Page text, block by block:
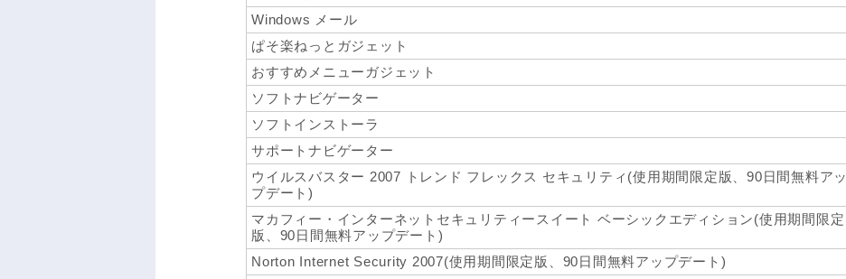
Windows メール
ぱそ楽ねっとガジェット
おすすめメニューガジェット
ソフトナビゲーター
ソフトインストーラ
サポートナビゲーター
ウイルスバスター 2007 トレンド フレックス セキュリティ(使用期間限定版、90日間無料アッ
プデート)
マカフィー・インターネットセキュリティースイート ベーシックエディション(使用期間限定
版、90日間無料アップデート)
Norton Internet Security 2007(使用期間限定版、90日間無料アップデート)